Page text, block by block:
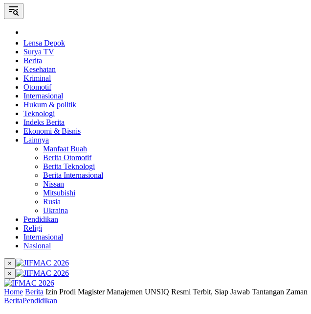
Lensa Depok
Surya TV
Berita
Kesehatan
Kriminal
Otomotif
Internasional
Hukum & politik
Teknologi
Indeks Berita
Ekonomi & Bisnis
Lainnya
Manfaat Buah
Berita Otomotif
Berita Teknologi
Berita Internasional
Nissan
Mitsubishi
Rusia
Ukraina
Pendidikan
Religi
Internasional
Nasional
×
×
Home Berita Izin Prodi Magister Manajemen UNSIQ Resmi Terbit, Siap Jawab Tantangan Zaman
BeritaPendidikan